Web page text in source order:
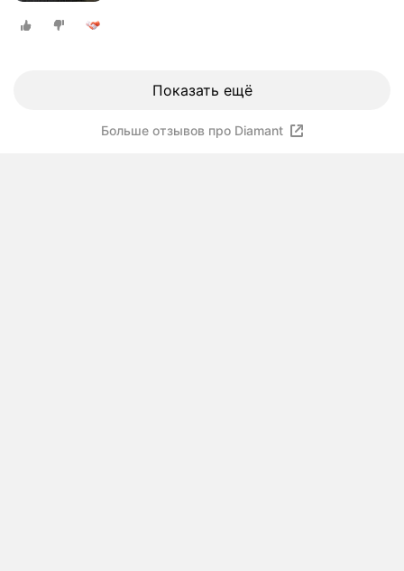
Показать ещё
Больше отзывов про Diamant